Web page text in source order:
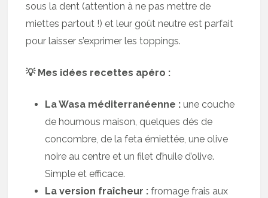
sous la dent (attention à ne pas mettre de
miettes partout !) et leur goût neutre est parfait
pour laisser s’exprimer les toppings.
💡 Mes idées recettes apéro :
La Wasa méditerranéenne : une couche
de houmous maison, quelques dés de
concombre, de la feta émiettée, une olive
noire au centre et un filet d’huile d’olive.
Simple et efficace.
La version fraîcheur : fromage frais aux